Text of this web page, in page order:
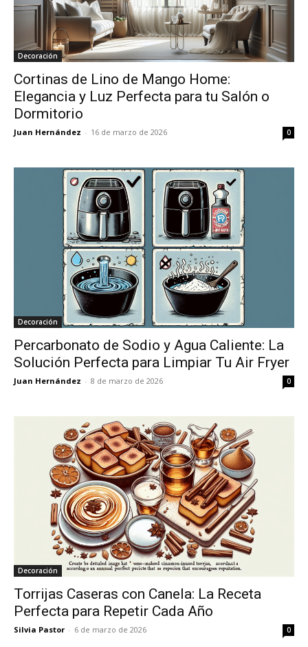
Decoración
Cortinas de Lino de Mango Home:
Elegancia y Luz Perfecta para tu Salón o
Dormitorio
Juan Hernández - 16 de marzo de 2026 0
Decoración
Percarbonato de Sodio y Agua Caliente: La
Solución Perfecta para Limpiar Tu Air Fryer
Juan Hernández - 8 de marzo de 2026 0
Decoración
Torrijas Caseras con Canela: La Receta
Perfecta para Repetir Cada Año
Silvia Pastor - 6 de marzo de 2026 0